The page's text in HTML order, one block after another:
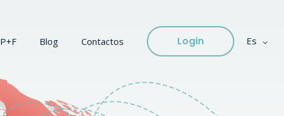
P+F Blog Contactos Login Es